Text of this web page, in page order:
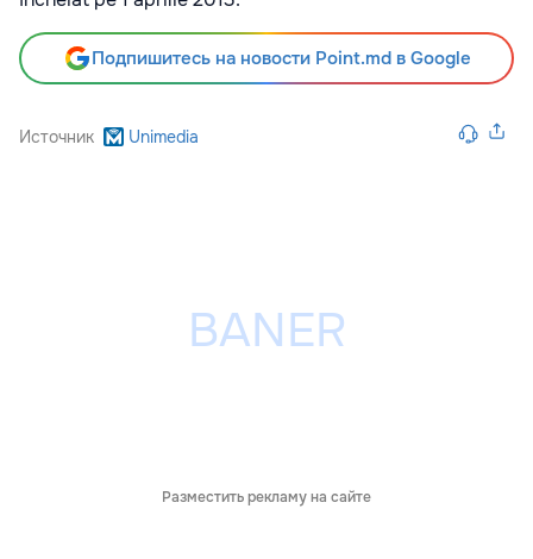
Подпишитесь на новости Point.md в Google
Источник Unimedia
Разместить рекламу на сайте